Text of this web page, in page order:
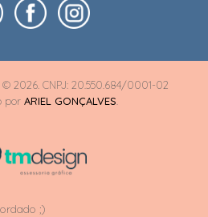
2026. CNPJ: 20.550.684/0001-02
por ARIEL GONÇALVES.
;)